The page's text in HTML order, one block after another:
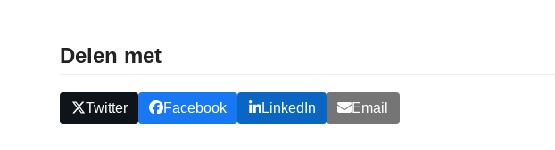
Delen met
Twitter Facebook LinkedIn Email